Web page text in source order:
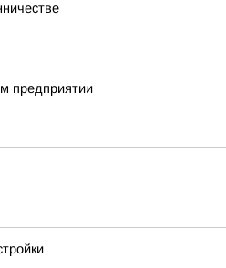
предприятии